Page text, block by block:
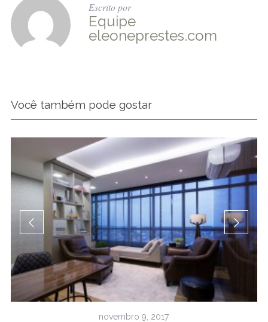
Escrito por
Equipe
eleoneprestes.com
Você também pode gostar
novembro 9, 2017